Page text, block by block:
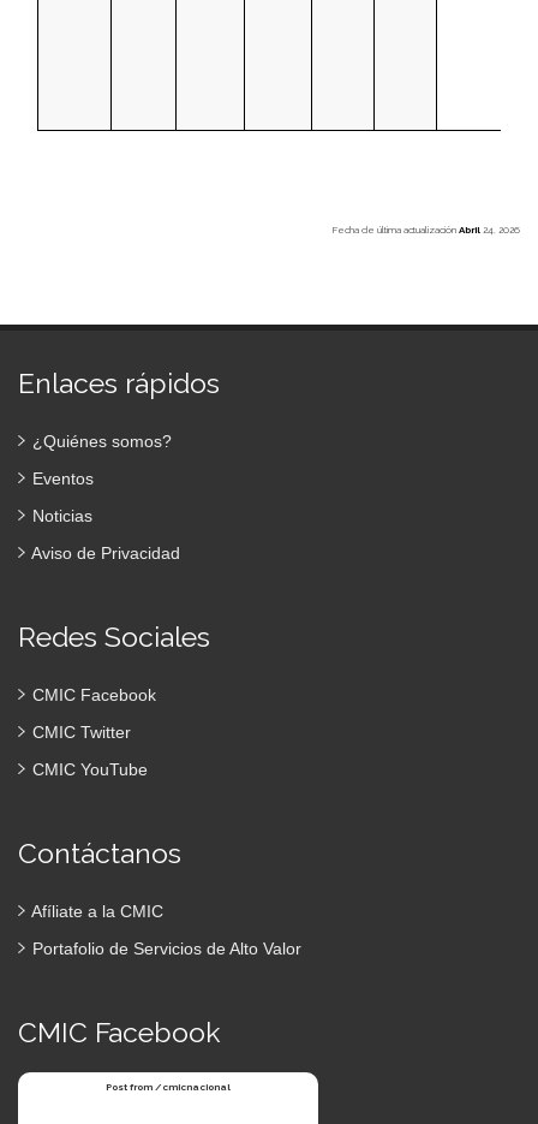
Fecha de última actualización Abril 24, 2026
Enlaces rápidos
¿Quiénes somos?
Eventos
Noticias
Aviso de Privacidad
Redes Sociales
CMIC Facebook
CMIC Twitter
CMIC YouTube
Contáctanos
Afíliate a la CMIC
Portafolio de Servicios de Alto Valor
CMIC Facebook
Post from /cmicnacional